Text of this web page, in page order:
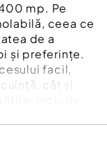
mp. Pe
ceea ce
de a
și preferințe.
facil,
cât și
inclusiv
mă